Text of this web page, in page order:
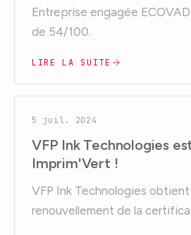
Entreprise engagée
de 54/100.
LIRE LA SUITE
5 juil. 2024
VFP Ink Technologies
Imprim'Vert !
VFP Ink Technologies
renouvellement de la